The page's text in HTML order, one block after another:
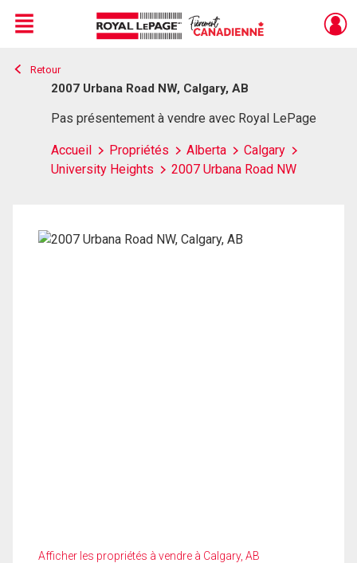
Live
En Direct
Menu
Retour
2007 Urbana Road NW, Calgary, AB
Pas présentement à vendre avec Royal LePage
Accueil Propriétés Alberta
Calgary
University Heights
2007 Urbana Road NW
Afficher les propriétés à vendre à Calgary, AB